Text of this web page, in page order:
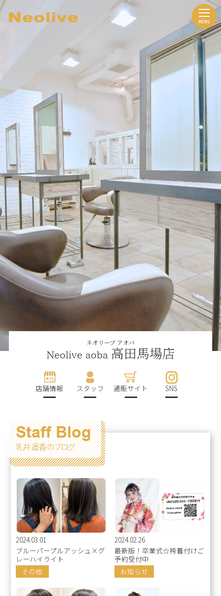
ネオリーブ アオバ
Neolive aoba 高田馬場店
店舗情報 スタッフ 通販サイト SNS
Staff Blog
乳井 遥香 のブログ
2024.03.01
ブルーパープルアッシュ×グ
レーハイライト
その他
2024.02.26
最新版！卒業式☆袴着付けご
予約受付中
お知らせ